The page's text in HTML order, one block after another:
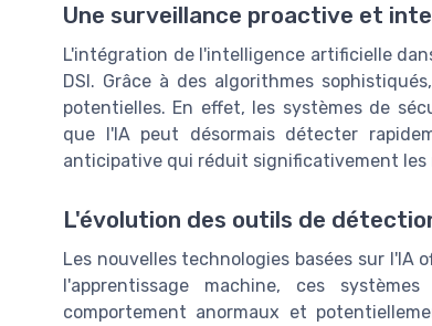
Une surveillance proactive et
L'intégration de l'intelligence artificielle
DSI. Grâce à des algorithmes
potentielles. En effet, les systèmes de
que l'IA peut désormais détecter
anticipative qui réduit significativement les
L'évolution des outils de
Les nouvelles technologies basées sur l'IA
l'apprentissage machine, ces
comportement anormaux et